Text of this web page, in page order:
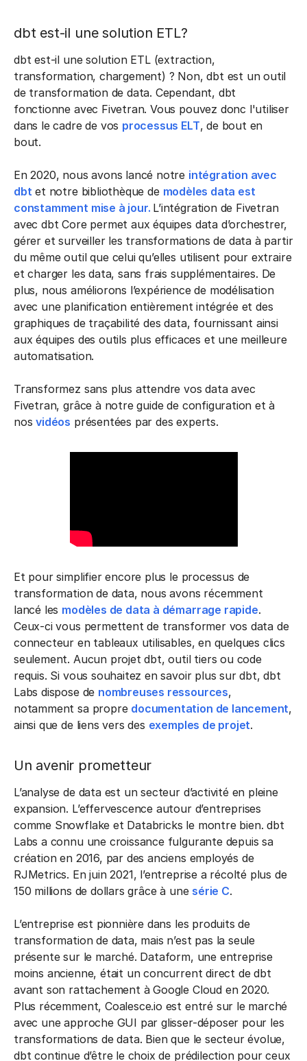
dbt est-il une solution ETL?
dbt est-il une solution ETL (extraction,
transformation, chargement) ? Non, dbt est un outil
de transformation de data. Cependant, dbt
fonctionne avec Fivetran. Vous pouvez donc l'utiliser
dans le cadre de vos processus ELT, de bout en
bout.
En 2020, nous avons lancé notre intégration avec
dbtet notre bibliothèque de modèles data est
constamment mise à jour. L’intégration de Fivetran
avec dbt Core permet aux équipes data d’orchestrer,
gérer et surveiller les transformations de data à partir
du même outil que celui qu’elles utilisent pour extraire
et charger les data, sans frais supplémentaires. De
plus, nous améliorons l’expérience de modélisation
avec une planification entièrement intégrée et des
graphiques de traçabilité des data, fournissant ainsi
aux équipes des outils plus efficaces et une meilleure
automatisation.
Transformez sans plus attendre vos data avec
Fivetran, grâce à notre guide de configuration et à
nosvidéos présentées par des experts.
Et pour simplifier encore plus le processus de
transformation de data, nous avons récemment
lancé les modèles de data à démarrage rapide.
Ceux-ci vous permettent de transformer vos data de
connecteur en tableaux utilisables, en quelques clics
seulement. Aucun projet dbt, outil tiers ou code
requis. Si vous souhaitez en savoir plus sur dbt, dbt
Labs dispose de nombreuses ressources,
notamment sa propre documentation de lancement,
ainsi que de liens vers des exemples de projet.
Un avenir prometteur
L’analyse de data est un secteur d’activité en pleine
expansion. L’effervescence autour d’entreprises
comme Snowflake et Databricks le montre bien. dbt
Labs a connu une croissance fulgurante depuis sa
création en 2016, par des anciens employés de
RJMetrics. En juin 2021, l’entreprise a récolté plus de
150 millions de dollars grâce à une série C.
L’entreprise est pionnière dans les produits de
transformation de data, mais n’est pas la seule
présente sur le marché. Dataform, une entreprise
moins ancienne, était un concurrent direct de dbt
avant son rattachement à Google Cloud en 2020.
Plus récemment, Coalesce.io est entré sur le marché
avec une approche GUI par glisser-déposer pour les
transformations de data. Bien que le secteur évolue,
dbt continue d’être le choix de prédilection pour ceux